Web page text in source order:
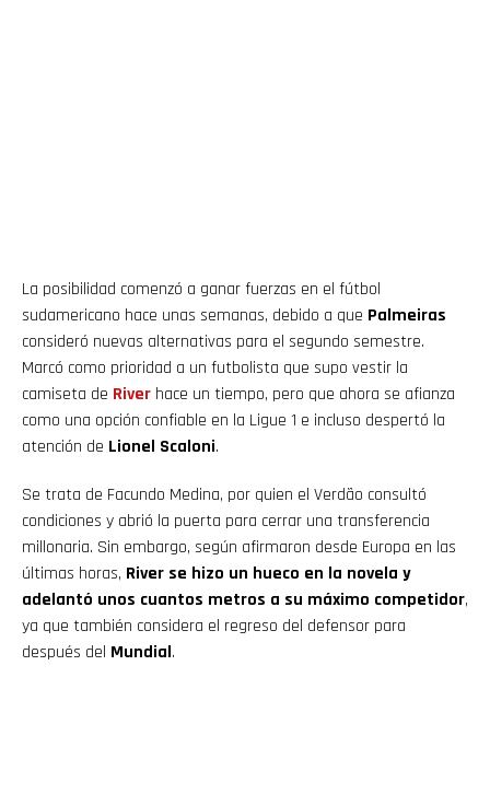
La posibilidad comenzó a ganar fuerzas en el fútbol
sudamericano hace unas semanas, debido a que Palmeiras
consideró nuevas alternativas para el segundo semestre.
Marcó como prioridad a un futbolista que supo vestir la
camiseta de River hace un tiempo, pero que ahora se afianza
como una opción confiable en la Ligue 1 e incluso despertó la
atención de Lionel Scaloni.
Se trata de Facundo Medina, por quien el Verdão consultó
condiciones y abrió la puerta para cerrar una transferencia
millonaria. Sin embargo, según afirmaron desde Europa en las
últimas horas, River se hizo un hueco en la novela y
adelantó unos cuantos metros a su máximo competidor,
ya que también considera el regreso del defensor para
después del Mundial.